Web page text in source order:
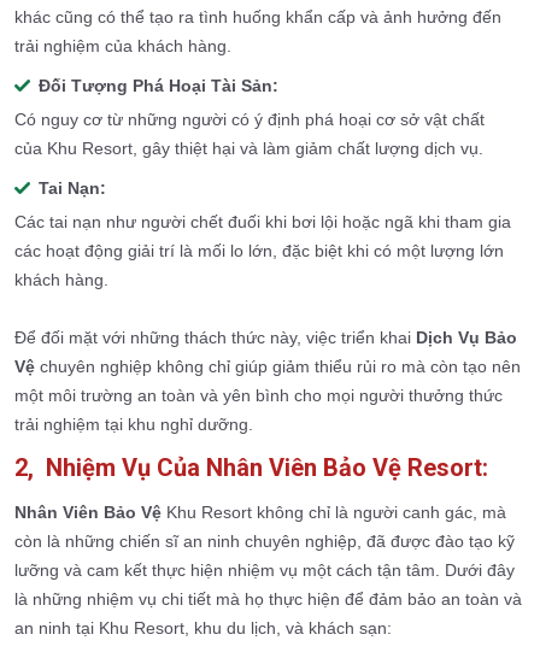
khác cũng có thể tạo ra tình huống khẩn cấp và ảnh hưởng đến
trải nghiệm của khách hàng.
Đối Tượng Phá Hoại Tài Sản:
Có nguy cơ từ những người có ý định phá hoại cơ sở vật chất
của Khu Resort, gây thiệt hại và làm giảm chất lượng dịch vụ.
Tai Nạn:
Các tai nạn như người chết đuối khi bơi lội hoặc ngã khi tham gia
các hoạt động giải trí là mối lo lớn, đặc biệt khi có một lượng lớn
khách hàng.
Để đối mặt với những thách thức này, việc triển khai Dịch Vụ Bảo
Vệ chuyên nghiệp không chỉ giúp giảm thiểu rủi ro mà còn tạo nên
một môi trường an toàn và yên bình cho mọi người thưởng thức
trải nghiệm tại khu nghỉ dưỡng.
2, Nhiệm Vụ Của Nhân Viên Bảo Vệ Resort:
Nhân Viên Bảo Vệ Khu Resort không chỉ là người canh gác, mà
còn là những chiến sĩ an ninh chuyên nghiệp, đã được đào tạo kỹ
lưỡng và cam kết thực hiện nhiệm vụ một cách tận tâm. Dưới đây
là những nhiệm vụ chi tiết mà họ thực hiện để đảm bảo an toàn và
an ninh tại Khu Resort, khu du lịch, và khách sạn: